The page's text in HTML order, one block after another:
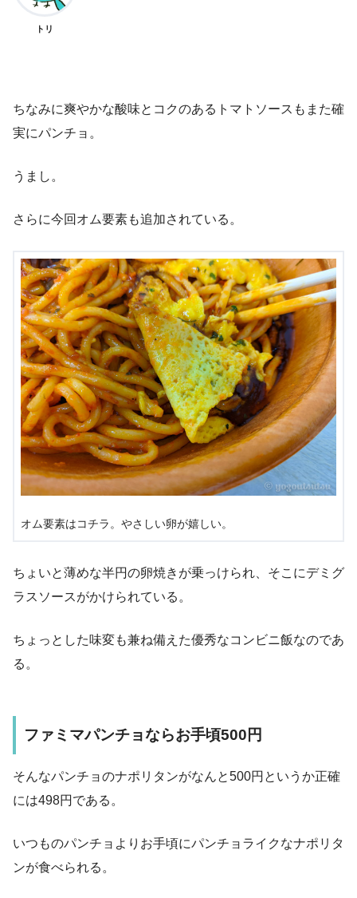
トリ
ちなみに爽やかな酸味とコクのあるトマトソースもまた確
実にパンチョ。
うまし。
さらに今回オム要素も追加されている。
オム要素はコチラ。やさしい卵が嬉しい。
ちょいと薄めな半円の卵焼きが乗っけられ、そこにデミグ
ラスソースがかけられている。
ちょっとした味変も兼ね備えた優秀なコンビニ飯なのであ
る。
ファミマパンチョならお手頃500円
そんなパンチョのナポリタンがなんと500円というか正確
には498円である。
いつものパンチョよりお手頃にパンチョライクなナポリタ
ンが食べられる。